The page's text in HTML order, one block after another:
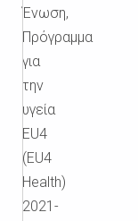
Ένωση,
Πρόγραμμα
για
την
υγεία
EU4
(EU4
Health)
2021-